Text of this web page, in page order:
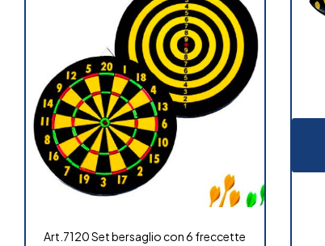
Art.7120 Set bersaglio con 6 freccette